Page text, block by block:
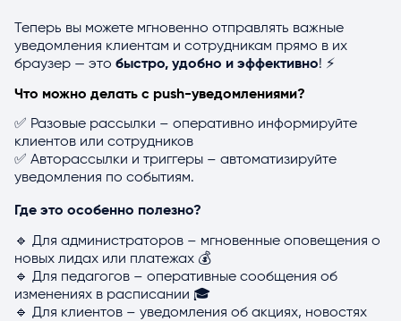
Теперь вы можете мгновенно отправлять важные
уведомления клиентам и сотрудникам прямо в их
браузер — это быстро, удобно и эффективно! ⚡
Что можно делать с push-уведомлениями?
✅ Разовые рассылки – оперативно информируйте
клиентов или сотрудников
✅ Авторассылки и триггеры – автоматизируйте
уведомления по событиям.
Где это особенно полезно?
🔹 Для администраторов – мгновенные оповещения о
новых лидах или платежах 💰
🔹 Для педагогов – оперативные сообщения об
изменениях в расписании 🎓
🔹 Для клиентов – уведомления об акциях, новостях